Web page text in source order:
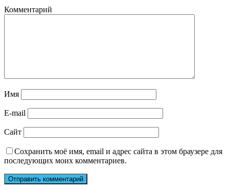
Комментарий
Имя
E-mail
Сайт
Сохранить моё имя, email и адрес сайта в этом браузере для
последующих моих комментариев.